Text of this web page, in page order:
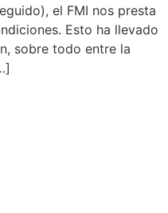
el FMI nos presta
Esto ha llevado
sobre todo entre la